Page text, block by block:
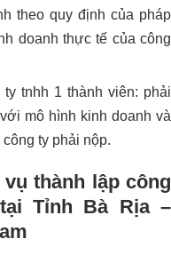
theo quy định của pháp
doanh thực tế của công
tnhh 1 thành viên: phải
mô hình kinh doanh và
ty phải nộp.
thành lập công
Tỉnh Bà Rịa –